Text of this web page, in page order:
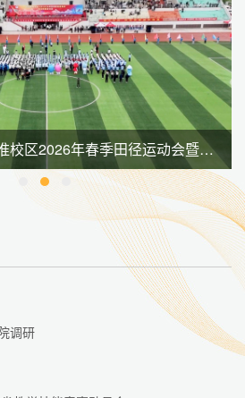
【组图】我校举行江淮校区2026年春季田径运动会暨全民健身大会
调研